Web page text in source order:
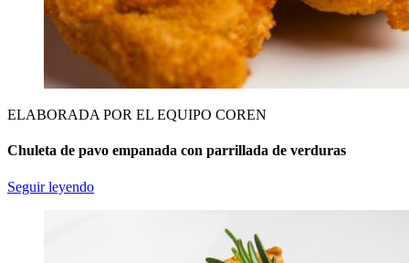
ELABORADA POR EL EQUIPO COREN
Chuleta de pavo empanada con parrillada de verduras
Seguir leyendo